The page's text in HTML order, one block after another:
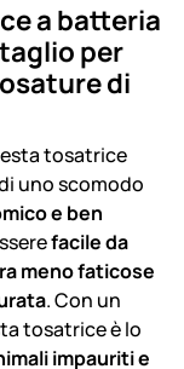
a batteria
per
di
tosatrice
uno scomodo
e ben
facile da
meno faticose
. Con un
tosatrice è lo
impauriti e